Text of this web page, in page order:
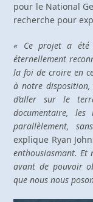
pour le National
recherche pour
« Ce projet a été
éternellement
la foi de croire en
à notre disposition,
d’aller sur le
documentaire, les
parallèlement,
explique Ryan
enthousiasmant. Et
avant de pouvoir
que nous nous